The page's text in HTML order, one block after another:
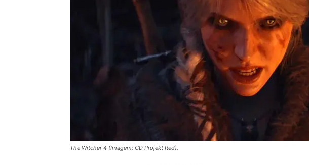
The Witcher 4 (Imagem: CD Projekt Red).